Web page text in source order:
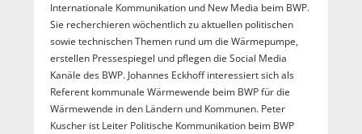
Internationale Kommunikation und New Media beim BWP.
Sie recherchieren wöchentlich zu aktuellen politischen
sowie technischen Themen rund um die Wärmepumpe,
erstellen Pressespiegel und pflegen die Social Media
Kanäle des BWP. Johannes Eckhoff interessiert sich als
Referent kommunale Wärmewende beim BWP für die
Wärmewende in den Ländern und Kommunen. Peter
Kuscher ist Leiter Politische Kommunikation beim BWP